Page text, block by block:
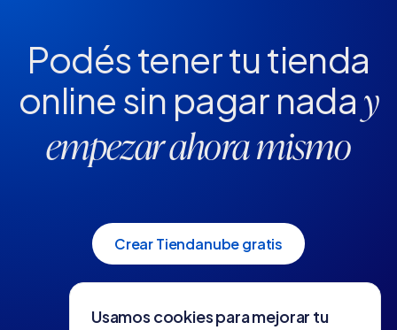
Usamos cookies para mejorar tu
Podés tener tu tienda
onlinesin pagar nada y
empezar ahora mismo
Crear Tiendanube gratis